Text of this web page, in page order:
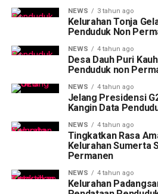
NEWS 3 tahun ago
Kelurahan Tonja
Penduduk Non
NEWS 4 tahun ago
Desa Dauh Puri
Penduduk non
NEWS 4 tahun ago
Jelang Presidensi
Kangin Data
NEWS 4 tahun ago
Tingkatkan Rasa
Kelurahan Sumerta
Permanen
NEWS 4 tahun ago
Kelurahan